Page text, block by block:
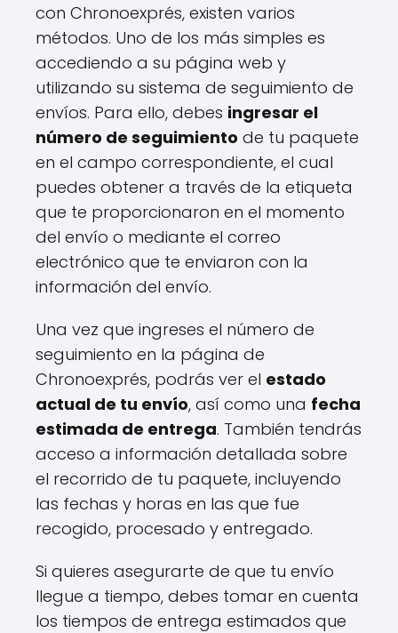
con Chronoexprés, existen varios
métodos. Uno de los más simples es
accediendo a su página web y
utilizando su sistema de seguimiento de
envíos. Para ello, debes ingresar el
número de seguimiento de tu paquete
en el campo correspondiente, el cual
puedes obtener a través de la etiqueta
que te proporcionaron en el momento
del envío o mediante el correo
electrónico que te enviaron con la
información del envío.
Una vez que ingreses el número de
seguimiento en la página de
Chronoexprés, podrás ver el estado
actual de tu envío, así como una fecha
estimada de entrega. También tendrás
acceso a información detallada sobre
el recorrido de tu paquete, incluyendo
las fechas y horas en las que fue
recogido, procesado y entregado.
Si quieres asegurarte de que tu envío
llegue a tiempo, debes tomar en cuenta
los tiempos de entrega estimados que